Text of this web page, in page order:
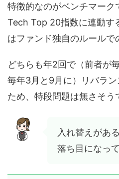
特徴的なのがベンチマー
Tech Top 20指数に連動す
はファンド独自のルールで
どちらも年2回で（前者が
毎年3月と9月に）リバラ
ため、特段問題は無さそう
入れ替えがあ
落ち目になっ